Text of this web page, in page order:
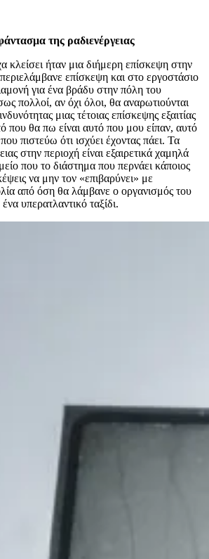
της ραδιενέργειας
κλείσει ήταν μια διήμερη επίσκεψη στην
επίσκεψη και στο εργοστάσιο
για ένα βράδυ στην πόλη του
πολλοί, αν όχι όλοι, θα αναρωτιούνται
μιας τέτοιας επίσκεψης εξαιτίας
που θα πω είναι αυτό που μου είπαν, αυτό
πιστεύω ότι ισχύει έχοντας πάει. Τα
στην περιοχή είναι εξαιρετικά χαμηλά
που το διάστημα που περνάει κάποιος
να μην τον «επιβαρύνει» με
από όση θα λάμβανε ο οργανισμός του
υπερατλαντικό ταξίδι.